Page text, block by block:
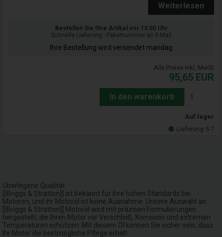
Weiterlesen
Bestellen Sie Ihre Artikel vor 15:00 Uhr
Schnelle Lieferung - Paketnummer an E-Mail
Ihre Bestellung wird versendet mandag
Alle Preise inkl. MwSt
95,65 EUR
In den warenkorb
Auf lager
Lieferung 5-7
Überlegene Qualität
[[Briggs & Stratton]] ist bekannt für ihre hohen Standards bei
Motoren, und ihr Motoröl ist keine Ausnahme. Unsere Auswahl an
[[Briggs & Stratton]] Motoröl wird mit präzisen Formulierungen
hergestellt, die Ihren Motor vor Verschleiß, Korrosion und extremen
Temperaturen schützen. Mit diesem Öl können Sie sicher sein, dass
Ihr Motor die bestmögliche Pflege erhält.